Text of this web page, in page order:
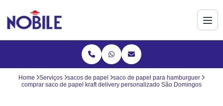
Home Serviços sacos de papel
saco de papel para hamburguer
comprar saco de papel kraft delivery personalizado São Domingos